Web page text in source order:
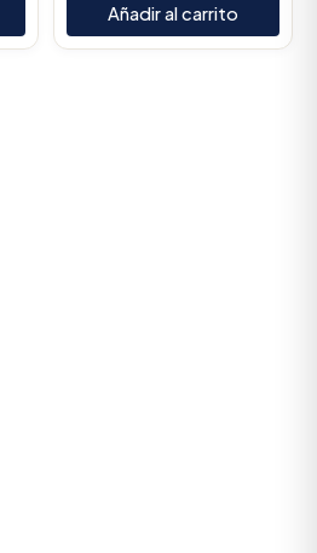
Añadir al carrito